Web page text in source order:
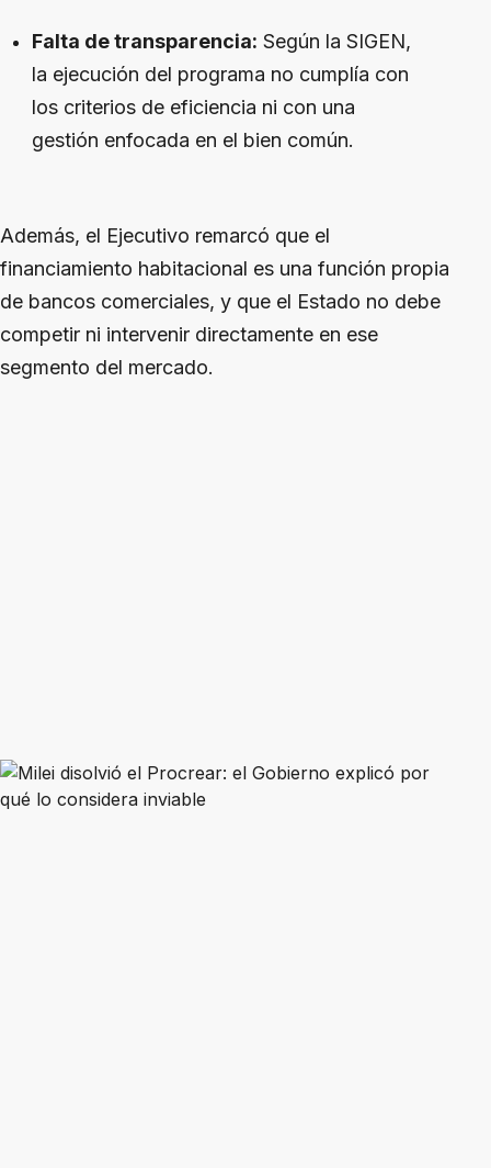
Falta de transparencia: Según la SIGEN,
la ejecución del programa no cumplía con
los criterios de eficiencia ni con una
gestión enfocada en el bien común.
Además, el Ejecutivo remarcó que el
financiamiento habitacional es una función propia
de bancos comerciales, y que el Estado no debe
competir ni intervenir directamente en ese
segmento del mercado.